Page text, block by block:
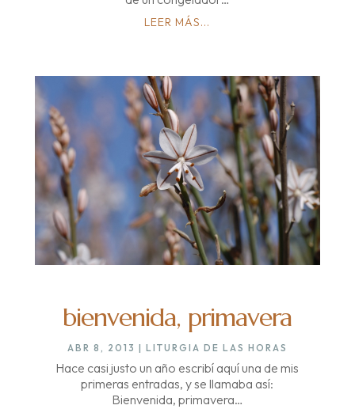
LEER MÁS...
bienvenida, primavera
ABR 8, 2013 | LITURGIA DE LAS HORAS
Hace casi justo un año escribí aquí una de mis
primeras entradas, y se llamaba así:
Bienvenida, primavera…